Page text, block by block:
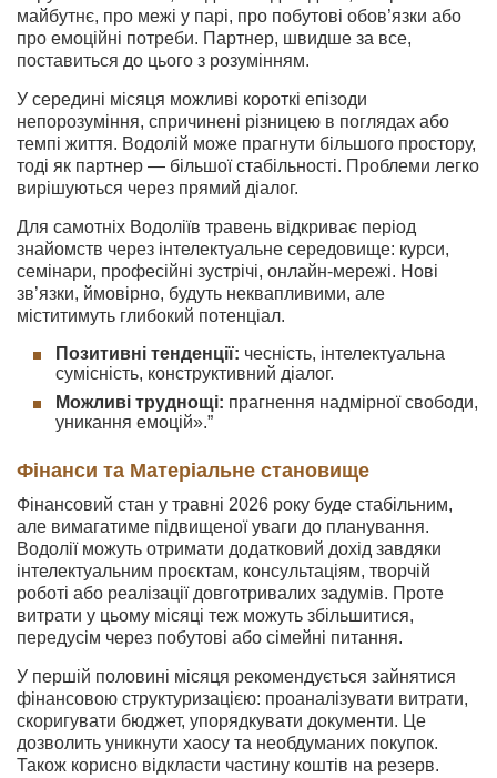
майбутнє, про межі у парі, про побутові обов’язки або
про емоційні потреби. Партнер, швидше за все,
поставиться до цього з розумінням.
У середині місяця можливі короткі епізоди
непорозуміння, спричинені різницею в поглядах або
темпі життя. Водолій може прагнути більшого простору,
тоді як партнер — більшої стабільності. Проблеми легко
вирішуються через прямий діалог.
Для самотніх Водоліїв травень відкриває період
знайомств через інтелектуальне середовище: курси,
семінари, професійні зустрічі, онлайн-мережі. Нові
зв’язки, ймовірно, будуть неквапливими, але
міститимуть глибокий потенціал.
Позитивні тенденції: чесність, інтелектуальна
сумісність, конструктивний діалог.
Можливі труднощі: прагнення надмірної свободи,
уникання емоцій».”
Фінанси та Матеріальне становище
Фінансовий стан у травні 2026 року буде стабільним,
але вимагатиме підвищеної уваги до планування.
Водолії можуть отримати додатковий дохід завдяки
інтелектуальним проєктам, консультаціям, творчій
роботі або реалізації довготривалих задумів. Проте
витрати у цьому місяці теж можуть збільшитися,
передусім через побутові або сімейні питання.
У першій половині місяця рекомендується зайнятися
фінансовою структуризацією: проаналізувати витрати,
скоригувати бюджет, упорядкувати документи. Це
дозволить уникнути хаосу та необдуманих покупок.
Також корисно відкласти частину коштів на резерв.